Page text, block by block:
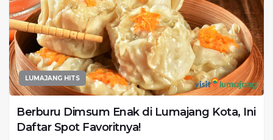
LUMAJANG HITS
Berburu Dimsum Enak di Lumajang Kota, Ini
Daftar Spot Favoritnya!